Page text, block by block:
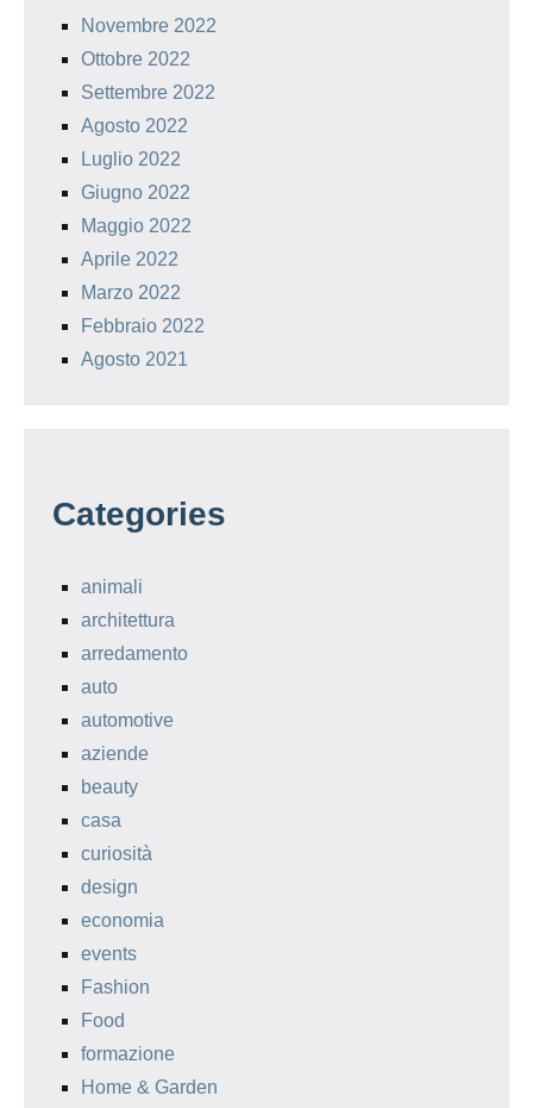
Novembre 2022
Ottobre 2022
Settembre 2022
Agosto 2022
Luglio 2022
Giugno 2022
Maggio 2022
Aprile 2022
Marzo 2022
Febbraio 2022
Agosto 2021
Categories
animali
architettura
arredamento
auto
automotive
aziende
beauty
casa
curiosità
design
economia
events
Fashion
Food
formazione
Home & Garden